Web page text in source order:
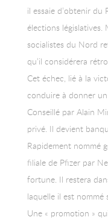
il essaie d’obtenir du
élections législatives.
socialistes du Nord
qu’il considérera
Cet échec, lié à la
conduire à donner
Conseillé par Alain
privé. Il devient
Rapidement nommé
filiale de Pfizer par
fortune. Il restera
laquelle il est nommé
Une « promotion »